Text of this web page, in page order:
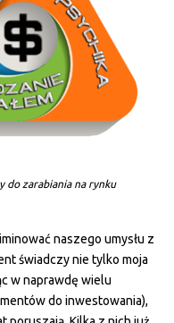
do zarabiania na rynku
naszego umysłu z
świadczy nie tylko moja
w naprawdę wielu
do inwestowania),